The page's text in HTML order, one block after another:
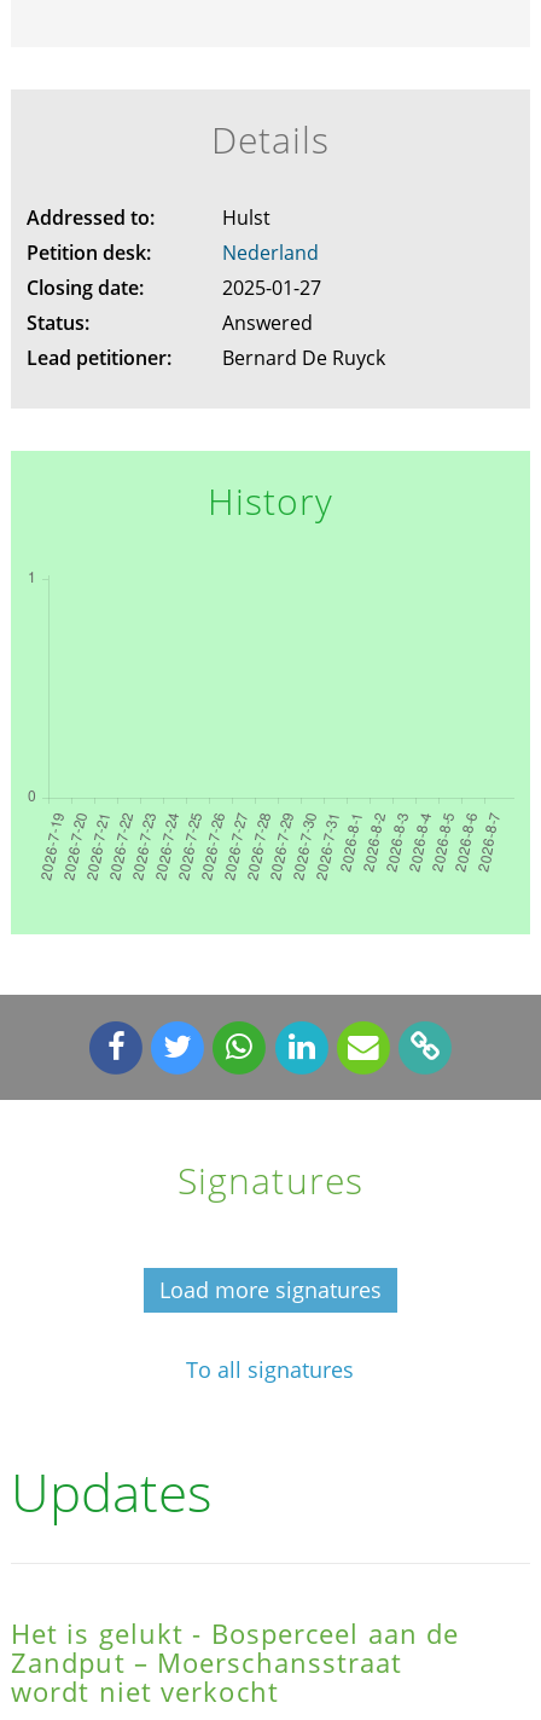
Details
Addressed to:
Hulst
Petition desk:
Nederland
Closing date:
2025-01-27
Status:
Answered
Lead petitioner:
Bernard De Ruyck
History
Signatures
Load more signatures
To all signatures
Updates
Het is gelukt - Bosperceel aan de
Zandput – Moerschansstraat
wordt niet verkocht